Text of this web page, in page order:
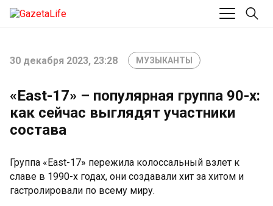
30 декабря 2023, 23:28 МУЗЫКАНТЫ
«East-17» – популярная группа 90-х:
как сейчас выглядят участники
состава
Группа «East-17» пережила колоссальный взлет к
славе в 1990-х годах, они создавали хит за хитом и
гастролировали по всему миру.